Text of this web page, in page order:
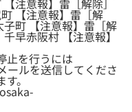
注意報】雷［解除］
【注意報】雷［解
町 【注意報】雷［解
早赤阪村 【注意報】
止を行うには
ールを送信してくださ
。